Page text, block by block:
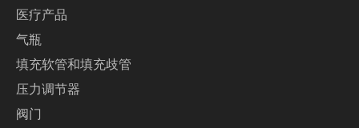
医疗产品
气瓶
填充软管和填充歧管
压力调节器
阀门